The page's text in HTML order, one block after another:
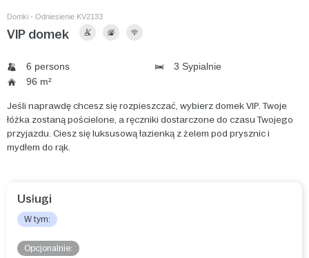
Domki - Odniesienie KV2133
VIP domek
6 persons
3 Sypialnie
96 m²
Jeśli naprawdę chcesz się rozpieszczać, wybierz domek VIP. Twoje
łóżka zostaną pościelone, a ręczniki dostarczone do czasu Twojego
przyjazdu. Ciesz się luksusową łazienką z żelem pod prysznic i
mydłem do rąk.
Usługi
W tym:
Opcjonalnie: